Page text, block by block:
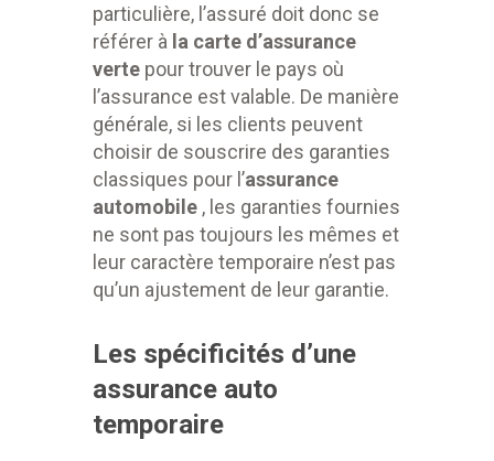
particulière, l’assuré doit donc se
référer à la carte d’assurance
verte pour trouver le pays où
l’assurance est valable. De manière
générale, si les clients peuvent
choisir de souscrire des garanties
classiques pour l’assurance
automobile , les garanties fournies
ne sont pas toujours les mêmes et
leur caractère temporaire n’est pas
qu’un ajustement de leur garantie.
Les spécificités d’une
assurance auto
temporaire